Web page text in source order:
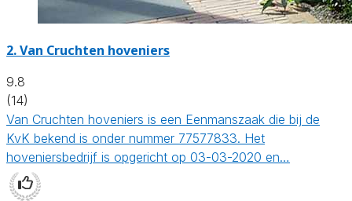
2.Van Cruchten hoveniers
9.8
(14)
Van Cruchten hoveniers is een Eenmanszaak die bij de
KvK bekend is onder nummer 77577833. Het
hoveniersbedrijf is opgericht op 03-03-2020 en…